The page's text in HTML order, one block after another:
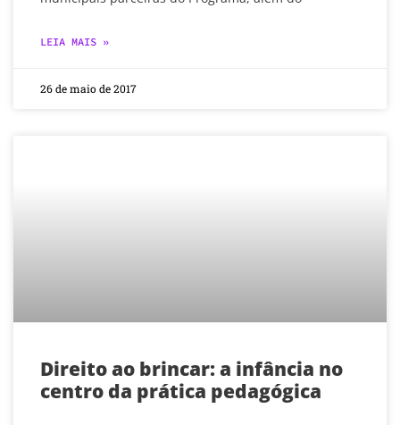
LEIA MAIS »
26 de maio de 2017
Direito ao brincar: a infância no
centro da prática pedagógica